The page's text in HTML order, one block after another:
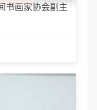
书画家协会副主